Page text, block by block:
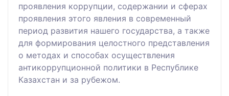
проявления коррупции, содержании и сферах
проявления этого явления в современный
период развития нашего государства, а также
для формирования целостного представления
о методах и способах осуществления
антикоррупционной политики в Республике
Казахстан и за рубежом.